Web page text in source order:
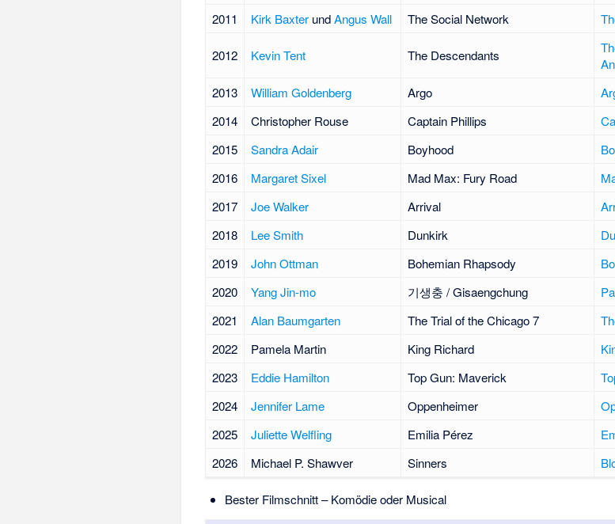
2011 Kirk BaxterundAngus Wall The Social Network
2012 Kevin Tent The Descendants
2013
William Goldenberg Argo
2014
Christopher Rouse Captain Phillips
2015
Sandra Adair Boyhood
2016
Margaret Sixel Mad Max: Fury Road
2017
Joe Walker Arrival
2018
Lee Smith Dunkirk
2019
John Ottman Bohemian Rhapsody
2020
Yang Jin-mo 기생충 / Gisaengchung
2021
Alan Baumgarten The Trial of the Chicago 7
2022
Pamela Martin King Richard
2023
Eddie Hamilton Top Gun: Maverick
2024
Jennifer Lame Oppenheimer
2025
Juliette Welfling Emilia Pérez
2026
Michael P. Shawver Sinners
Bester Filmschnitt – Komödie oder Musical